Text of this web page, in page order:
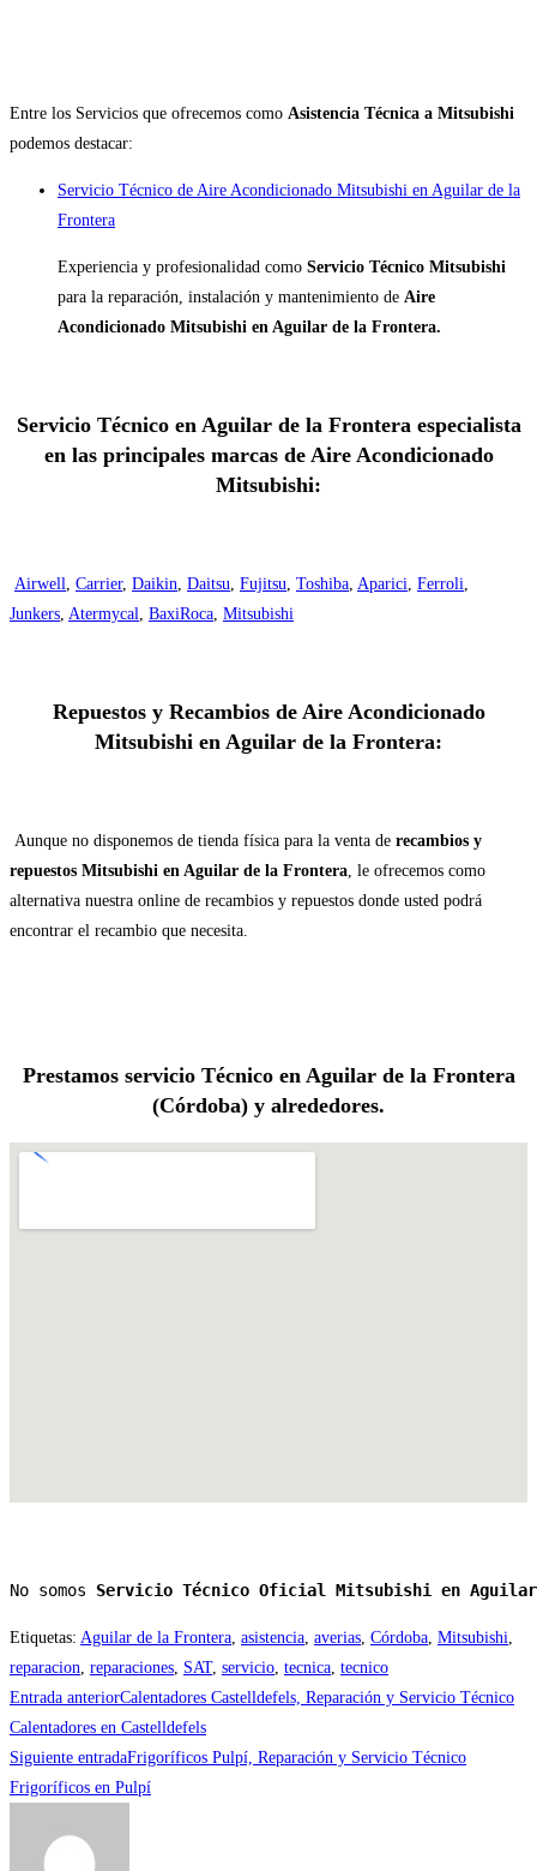
Entre los Servicios que ofrecemos como Asistencia Técnica a Mitsubishi
podemos destacar:
Servicio Técnico de Aire Acondicionado Mitsubishi en Aguilar de la
Frontera
Experiencia y profesionalidad como Servicio Técnico Mitsubishi
para la reparación, instalación y mantenimiento de Aire
Acondicionado Mitsubishi en Aguilar de la Frontera.
Servicio Técnico en Aguilar de la Frontera especialista
en las principales marcas de Aire Acondicionado
Mitsubishi:
Airwell, Carrier, Daikin, Daitsu, Fujitsu, Toshiba, Aparici, Ferroli,
Junkers, Atermycal, BaxiRoca, Mitsubishi
Repuestos y Recambios de Aire Acondicionado
Mitsubishi en Aguilar de la Frontera:
Aunque no disponemos de tienda física para la venta de recambios y
repuestos Mitsubishi en Aguilar de la Frontera, le ofrecemos como
alternativa nuestra online de recambios y repuestos donde usted podrá
encontrar el recambio que necesita.
Prestamos servicio Técnico en Aguilar de la Frontera
(Córdoba) y alrededores.
No somos Servicio Técnico Oficial Mitsubishi en
Etiquetas: Aguilar de la Frontera, asistencia, averias, Córdoba, Mitsubishi,
reparacion, reparaciones, SAT, servicio, tecnica, tecnico
Leer
más
artículos
Entrada anteriorCalentadores Castelldefels, Reparación y Servicio Técnico
Calentadores en Castelldefels
Siguiente entradaFrigoríficos Pulpí, Reparación y Servicio Técnico
Frigoríficos en Pulpí